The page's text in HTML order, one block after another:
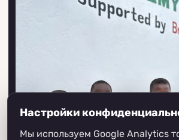
Настройки
Мы используем Google Analytics